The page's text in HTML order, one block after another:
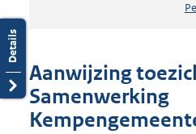
Aanwijzing
Samenwerking